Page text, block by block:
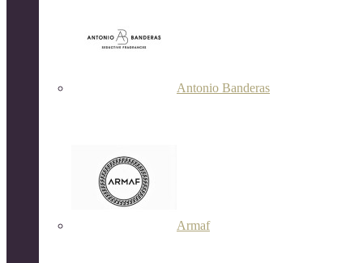
Antonio Banderas
Armaf